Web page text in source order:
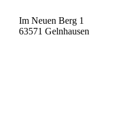
Im Neuen Berg 1
63571 Gelnhausen